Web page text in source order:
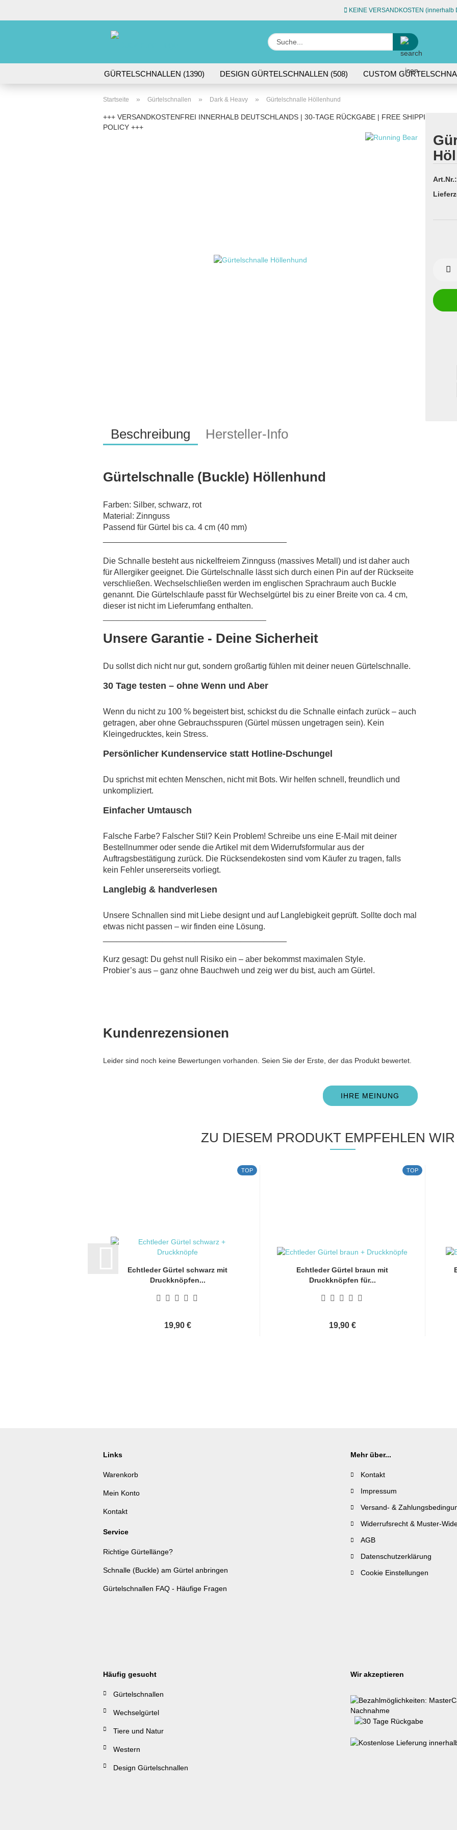
KEINE VERSANDKOSTEN (innerhalb
Sprache auswählen
Suche...
GÜRTELSCHNALLEN (1390) DESIGN GÜRTELSCHNALLEN (508) CUSTOM
Startseite » Gürtelschnallen » Dark & Heavy » Gürtelschnalle Höllenhund
+++ VERSANDKOSTENFREI INNERHALB DEUTSCHLANDS | 30-TAGE RÜCKGABE | FREE SHIPPING
POLICY +++
Art.Nr.:
Beschreibung Hersteller-Info
Gürtelschnalle (Buckle) Höllenhund
Farben: Silber, schwarz, rot
Material: Zinnguss
Passend für Gürtel bis ca. 4 cm (40 mm)
Die Schnalle besteht aus nickelfreiem Zinnguss (massives Metall) und ist daher auch
für Allergiker geeignet. Die Gürtelschnalle lässt sich durch einen Pin auf der Rückseite
verschließen. Wechselschließen werden im englischen Sprachraum auch Buckle
genannt. Die Gürtelschlaufe passt für Wechselgürtel bis zu einer Breite von ca. 4 cm,
dieser ist nicht im Lieferumfang enthalten.
Unsere Garantie - Deine Sicherheit
Du sollst dich nicht nur gut, sondern großartig fühlen mit deiner neuen Gürtelschnalle.
30 Tage testen – ohne Wenn und Aber
Wenn du nicht zu 100 % begeistert bist, schickst du die Schnalle einfach zurück – auch
getragen, aber ohne Gebrauchsspuren (Gürtel müssen ungetragen sein). Kein
Kleingedrucktes, kein Stress.
Persönlicher Kundenservice statt Hotline-Dschungel
Du sprichst mit echten Menschen, nicht mit Bots. Wir helfen schnell, freundlich und
unkompliziert.
Einfacher Umtausch
Falsche Farbe? Falscher Stil? Kein Problem! Schreibe uns eine E-Mail mit deiner
Bestellnummer oder sende die Artikel mit dem Widerrufsformular aus der
Auftragsbestätigung zurück. Die Rücksendekosten sind vom Käufer zu tragen, falls
kein Fehler unsererseits vorliegt.
Langlebig & handverlesen
Unsere Schnallen sind mit Liebe designt und auf Langlebigkeit geprüft. Sollte doch mal
etwas nicht passen – wir finden eine Lösung.
Kurz gesagt: Du gehst null Risiko ein – aber bekommst maximalen Style.
Probier’s aus – ganz ohne Bauchweh und zeig wer du bist, auch am Gürtel.
Kundenrezensionen
Leider sind noch keine Bewertungen vorhanden. Seien Sie der Erste, der das Produkt bewertet.
IHRE MEINUNG
ZU DIESEM PRODUKT EMPFEHLEN
TOP
Echtleder Gürtel schwarz mit
Druckknöpfen...
19,90 €
TOP
Echtleder Gürtel braun mit
Druckknöpfen für...
19,90 €
Links
Warenkorb
Mein Konto
Kontakt
Service
Richtige Gürtellänge?
Schnalle (Buckle) am Gürtel anbringen
Gürtelschnallen FAQ - Häufige Fragen
Mehr über...
Kontakt
Impressum
Versand- &
Widerrufsrecht & Muster-
AGB
Datenschutzerklärung
Cookie Einstellungen
Häufig gesucht
Gürtelschnallen
Wechselgürtel
Tiere und Natur
Western
Design Gürtelschnallen
Wir akzeptieren